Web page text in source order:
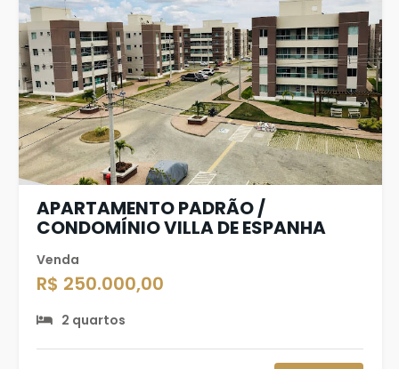
APARTAMENTO PADRÃO /
CONDOMÍNIO VILLA DE ESPANHA
Venda
R$ 250.000,00
2 quartos